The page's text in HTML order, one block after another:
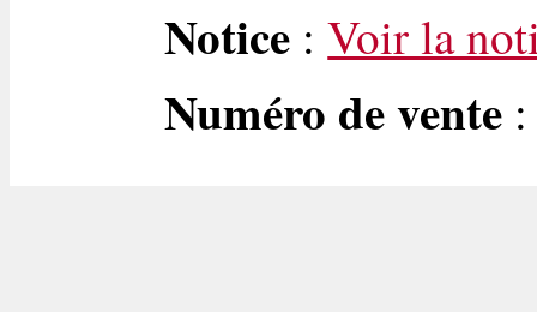
Notice :Voir la
Numéro de vente